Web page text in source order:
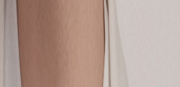
드 콘텐츠'의 힘
요 연사, 모더레이터가 되었습니다.